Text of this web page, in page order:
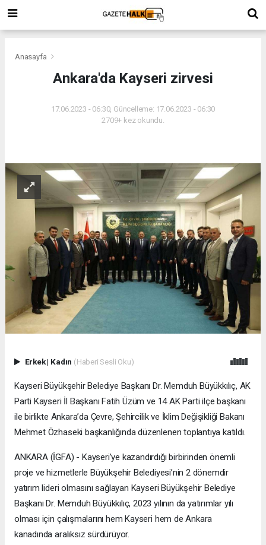
Anasayfa
Ankara'da Kayseri zirvesi
17.06.2023 - 06:30, Güncelleme: 17.06.2023 - 06:30
2709+ kez okundu.
Erkek| Kadın (Haberi Sesli Oku)
Kayseri Büyükşehir Belediye Başkanı Dr. Memduh Büyükkılıç, AK
Parti Kayseri İl Başkanı Fatih Üzüm ve 14 AK Parti ilçe başkanı
ile birlikte Ankara’da Çevre, Şehircilik ve İklim Değişikliği Bakanı
Mehmet Özhaseki başkanlığında düzenlenen toplantıya katıldı.
ANKARA (İGFA) - Kayseri’ye kazandırdığı birbirinden önemli
proje ve hizmetlerle Büyükşehir Belediyesi’nin 2 dönemdir
yatırım lideri olmasını sağlayan Kayseri Büyükşehir Belediye
Başkanı Dr. Memduh Büyükkılıç, 2023 yılının da yatırımlar yılı
olması için çalışmalarını hem Kayseri hem de Ankara
kanadında aralıksız sürdürüyor.